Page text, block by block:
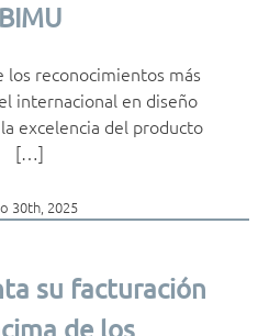
BIMU
los reconocimientos más
internacional en diseño
excelencia del producto
[…]
30th, 2025
su facturación
de los